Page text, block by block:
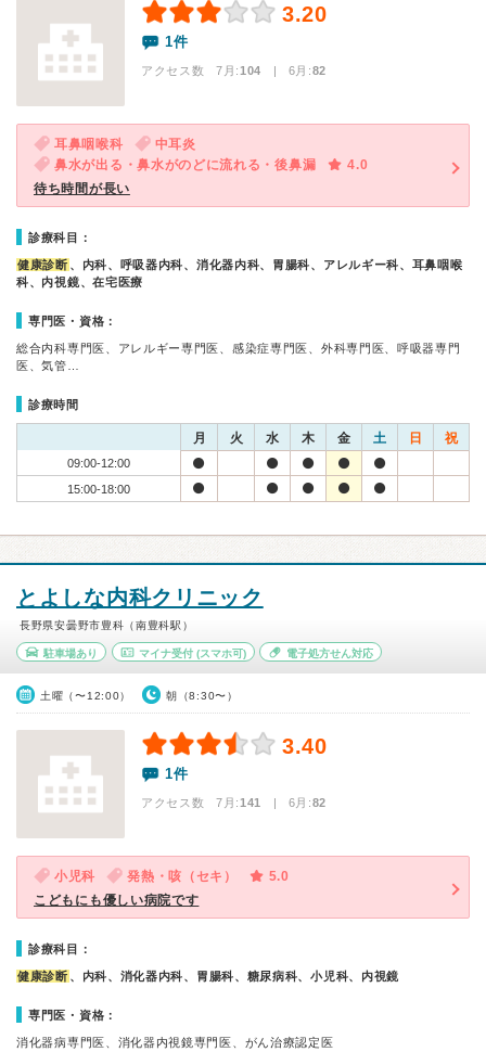
3.20
1件
アクセス数 7月:104 | 6月:82
耳鼻咽喉科
中耳炎
鼻水が出る・鼻水がのどに流れる・後鼻漏
4.0
待ち時間が長い
診療科目：
健康診断 、内科、呼吸器内科、消化器内科、胃腸科、アレルギー科、耳鼻咽喉
科、内視鏡、在宅医療
専門医・資格：
総合内科専門医、アレルギー専門医、感染症専門医、外科専門医、呼吸器専門
医、気管…
診療時間
月 火 水 木 金 土 日 祝
09:00-12:00
15:00-18:00
とよしな内科クリニック
長野県安曇野市豊科（南豊科駅）
駐車場あり マイナ受付(スマホ可) 電子処方せん対応
土曜（〜12:00） 朝（8:30〜）
3.40
1件
アクセス数 7月:141 | 6月:82
小児科 発熱・咳（セキ）
5.0
こどもにも優しい病院です
診療科目：
健康診断 、内科、消化器内科、胃腸科、糖尿病科、小児科、内視鏡
専門医・資格：
消化器病専門医、消化器内視鏡専門医、がん治療認定医